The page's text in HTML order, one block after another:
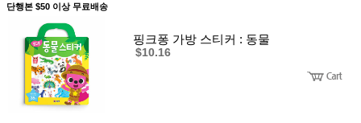
단행본 $50 이상 무료배송
핑크퐁 가방 스티커 : 동물
$10.16